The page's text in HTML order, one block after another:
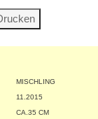
MISCHLING
11.2015
CA.35 CM